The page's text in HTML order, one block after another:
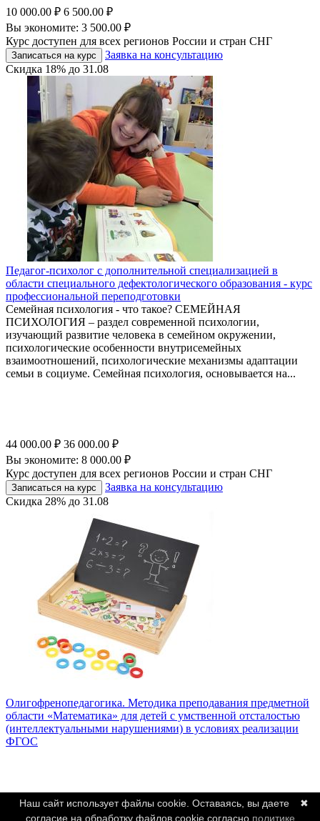
10 000.00 ₽ 6 500.00 ₽
Вы экономите: 3 500.00 ₽
Курс доступен для всех регионов России и стран СНГ
Записаться на курс
Заявка на консультацию
Скидка 18% до 31.08
Педагог-психолог с дополнительной специализацией в
области специального дефектологического образования - курс
профессиональной переподготовки
Семейная психология - что такое? СЕМЕЙНАЯ
ПСИХОЛОГИЯ – раздел современной психологии,
изучающий развитие человека в семейном окружении,
психологические особенности внутрисемейных
взаимоотношений, психологические механизмы адаптации
семьи в социуме. Семейная психология, основывается на...
44 000.00 ₽ 36 000.00 ₽
Вы экономите: 8 000.00 ₽
Курс доступен для всех регионов России и стран СНГ
Записаться на курс
Заявка на консультацию
Скидка 28% до 31.08
Олигофренопедагогика. Методика преподавания предметной
области «Математика» для детей с умственной отсталостью
(интеллектуальными нарушениями) в условиях реализации
ФГОС
✖
Наш сайт использует файлы cookie. Оставаясь, вы даете
согласие на обработку файлов cookie согласно политике